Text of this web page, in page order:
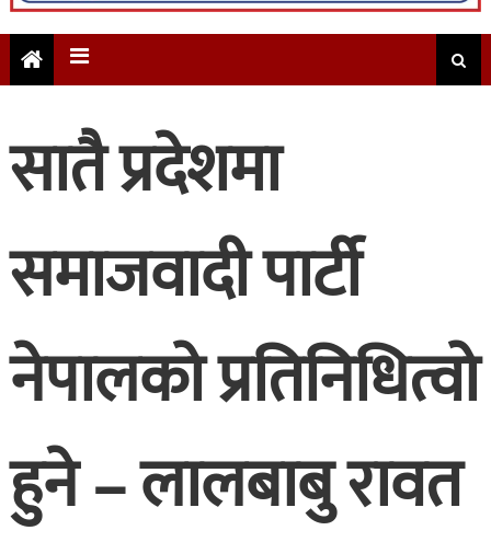
सातै प्रदेशमा
समाजवादी पार्टी
नेपालको प्रतिनिधित्वो
हुने – लालबाबु रावत